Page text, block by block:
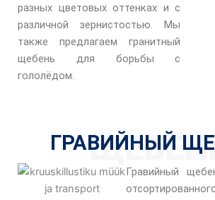
разных цветовых оттенках и с
различной зернистостью. Мы
также предлагаем гранитный
щебень для борьбы с
гололёдом.
ГРАВИЙНЫЙ
Гравийный